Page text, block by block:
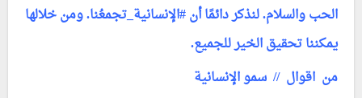
الحب والسلام. لنذكر دائمًا أن #الإنسانية_تجمعُنا. ومن خلالها
يمكننا تحقيق الخير للجميع.
من اقوال // سمو الإنسانية